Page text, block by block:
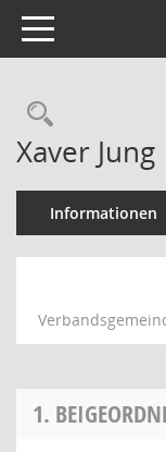
Toggle navigation
Xaver Jung
Informationen
1.